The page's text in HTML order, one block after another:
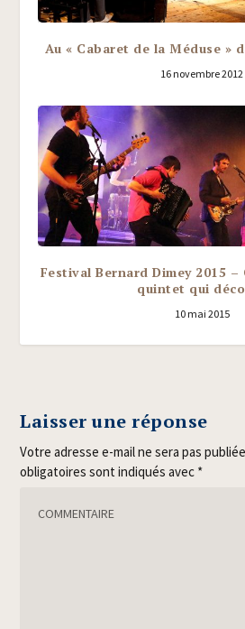
Au « Cabaret de la Méduse »
16 novembre 2012
Festival Bernard Dimey 2015
quintet qui
10 mai 2015
Laisser une réponse
Votre adresse e-mail ne sera pas
obligatoires sont indiqués avec *